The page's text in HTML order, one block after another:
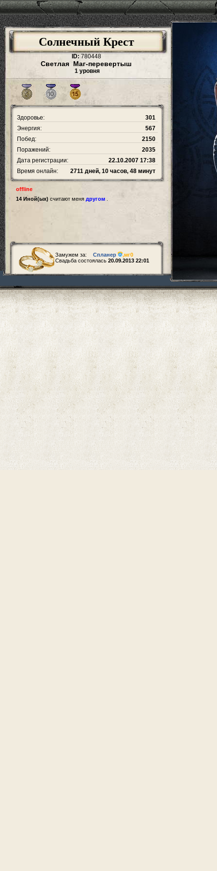
Солнечный Крест
ID: 780448
Светлая Маг-перевертыш
1 уровня
Здоровье:
301
Энергия:
567
Побед:
2150
Поражений:
2035
Дата регистрации:
22.10.2007 17:38
Время онлайн:
2711 дней, 10 часов, 48 минут
offline
14 Иной(ых) считают меня другом
Замужем за: Спланер ,мг0
Свадьба состоялась 20.09.2013 22:01